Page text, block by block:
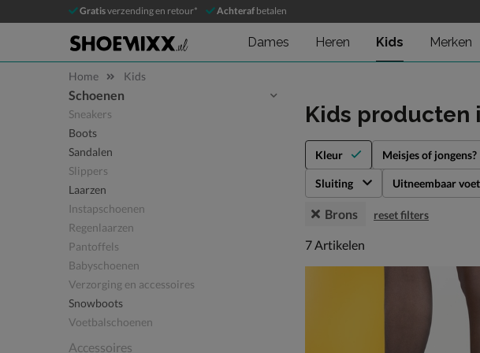
Gratisverzending en retour* Achteraf betalen
Dames Heren Kids Merken
Home Kids
Sla categorieën over
Schoenen
Sneakers
Boots
Sandalen
Slippers
Laarzen
Instapschoenen
Regenlaarzen
Pantoffels
Babyschoenen
Verzorging en accessoires
Snowboots
Voetbalschoenen
Accessoires
Kids producten
Kleur Meisjes of jongens?
Sluiting Uitneembaar
Brons reset filters
7 artikelen
7Artikelen